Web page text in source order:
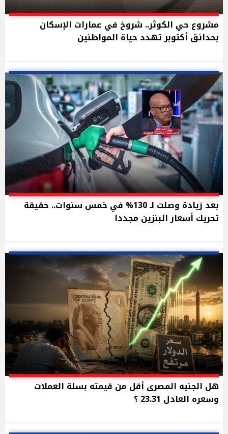
مشروع حي الكوثر.. شروخ في عمارات الإسكان
بحدائق أكتوبر تهدد حياة المواطنين
بعد زيادة وصلت لـ 130% في خمس سنوات.. حقيقة
تحريك أسعار البنزين مجددا
هل الجنيه المصرى أقل من قيمته بسلة العملات
وسعره العادل 23.31 ؟